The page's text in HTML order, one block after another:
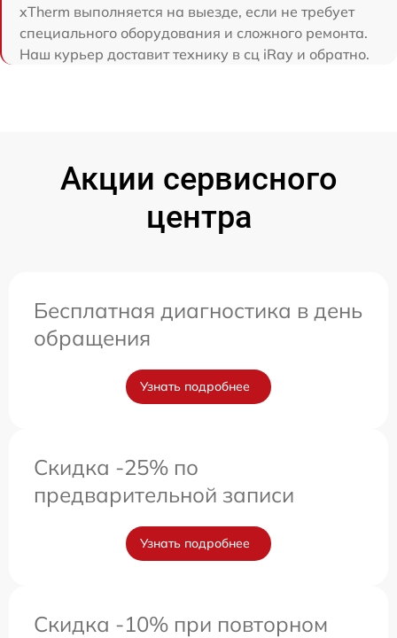
xTherm выполняется на выезде, если не требует
специального оборудования и сложного ремонта.
Наш курьер доставит технику в сц iRay и обратно.
Акции сервисного
центра
Бесплатная диагностика в день
обращения
Узнать подробнее
Скидка -25% по
предварительной записи
Узнать подробнее
Скидка -10% при повторном